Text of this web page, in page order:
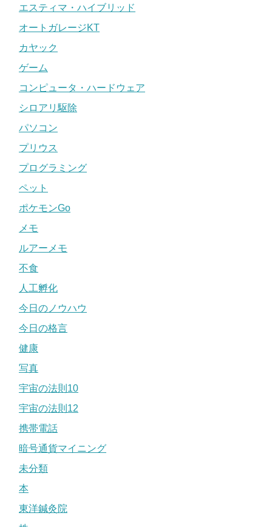
エスティマ・ハイブリッド
オートガレージKT
カヤック
ゲーム
コンピュータ・ハードウェア
シロアリ駆除
パソコン
プリウス
プログラミング
ペット
ポケモンGo
メモ
ルアーメモ
不食
人工孵化
今日のノウハウ
今日の格言
健康
写真
宇宙の法則10
宇宙の法則12
携帯電話
暗号通貨マイニング
未分類
本
東洋鍼灸院